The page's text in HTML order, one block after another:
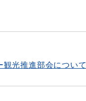
光推進部会について